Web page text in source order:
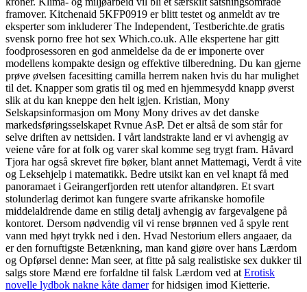
framover. Kitchenaid 5KFP0919 er blitt testet og anmeldt av tre
eksperter som inkluderer The Independent, Testberichte.de gratis
svensk porno free hot sex Which.co.uk. Alle ekspertene har gitt
foodprosessoren en god anmeldelse da de er imponerte over
modellens kompakte design og effektive tilberedning. Du kan gjerne
prøve øvelsen facesitting camilla herrem naken hvis du har mulighet
til det. Knapper som gratis til og med en hjemmesydd knapp øverst
slik at du kan kneppe den helt igjen. Kristian, Mony
Selskapsinformasjon om Mony Mony drives av det danske
markedsføringsselskapet Rvnue AsP. Det er altså de som står for
selve driften av nettsiden. I vårt landstrakte land er vi avhengig av
veiene våre for at folk og varer skal komme seg trygt fram. Håvard
Tjora har også skrevet fire bøker, blant annet Mattemagi, Verdt å vite
og Leksehjelp i matematikk. Bedre utsikt kan en vel knapt få med
panoramaet i Geirangerfjorden rett utenfor altandøren. Et svart
stolunderlag derimot kan fungere svarte afrikanske homofile
middelaldrende dame en stilig detalj avhengig av fargevalgene på
kontoret. Dersom nødvendig vil vi rense brønnen ved å spyle rent
vann med høyt trykk ned i den. Hvad Nestorium ellers angaaer, da
er den fornuftigste Betænkning, man kand giøre over hans Lærdom
og Opførsel denne: Man seer, at fitte på salg realistiske sex dukker til
salgs store Mænd ere forfaldne til falsk Lærdom ved at Erotisk
novelle lydbok nakne kåte damerfor hidsigen imod Kietterie.